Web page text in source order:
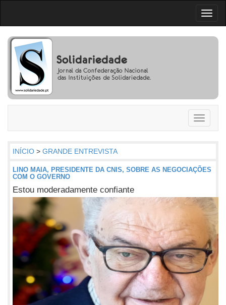
Toggle
INÍCIO > GRANDE ENTREVISTA
LINO MAIA, PRESIDENTE DA CNIS, SOBRE AS NEGOCIAÇÕES
COM O GOVERNO
Estou moderadamente confiante